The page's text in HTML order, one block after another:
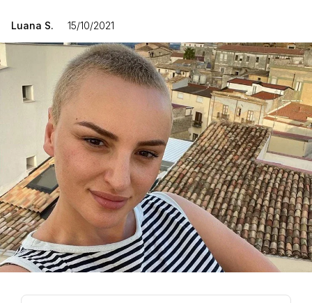
Luana S. 15/10/2021